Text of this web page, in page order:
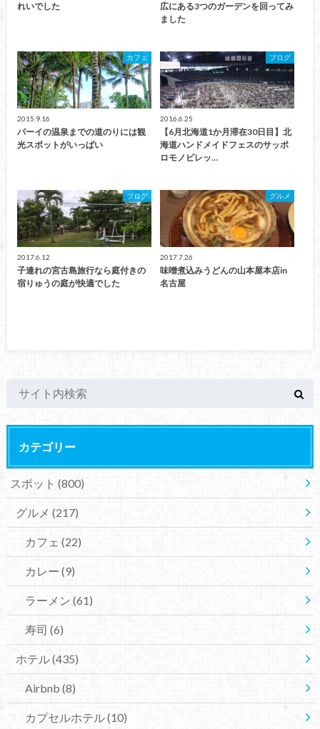
れいでした
広にある3つのガーデンを回ってみ
ました
カフェ
2015.9.16
パーイの温泉までの道のりには観
光スポットがいっぱい
ブログ
2016.6.25
【6月北海道1か月滞在30日目】北
海道ハンドメイドフェスのサッポ
ロモノビレッ…
ブログ
2017.6.12
子連れの宮古島旅行なら庭付きの
宿りゅうの庭が快適でした
グルメ
2017.7.26
味噌煮込みうどんの山本屋本店in
名古屋
カテゴリー
スポット (800)
グルメ (217)
カフェ (22)
カレー (9)
ラーメン (61)
寿司 (6)
ホテル(435)
Airbnb (8)
カプセルホテル(10)